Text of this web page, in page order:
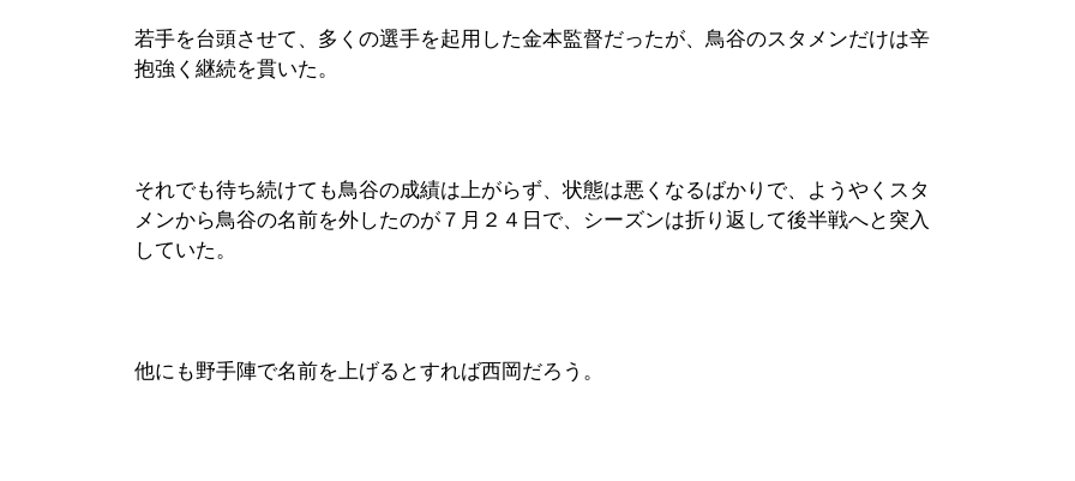
若手を台頭させて、多くの選手を起用した金本監督だったが、鳥谷のスタメンだけは辛
抱強く継続を貫いた。
それでも待ち続けても鳥谷の成績は上がらず、状態は悪くなるばかりで、ようやくスタ
メンから鳥谷の名前を外したのが７月２４日で、シーズンは折り返して後半戦へと突入
していた。
他にも野手陣で名前を上げるとすれば西岡だろう。